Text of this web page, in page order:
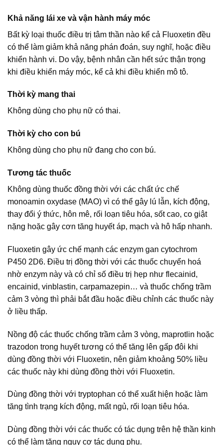
Khả năng lái xe và vận hành máy móc
Bất kỳ loại thuốc điều trị tâm thần nào kể cả Fluoxetin đều
có thể làm giảm khả năng phán đoán, suy nghĩ, hoặc điều
khiển hành vi. Do vậy, bệnh nhân cần hết sức thận trọng
khi điều khiển máy móc, kể cả khi điều khiển mô tô.
Thời kỳ mang thai
Không dùng cho phụ nữ có thai.
Thời kỳ cho con bú
Không dùng cho phụ nữ đang cho con bú.
Tương tác thuốc
Không dùng thuốc đồng thời với các chất ức chế
monoamin oxydase (MAO) vì có thể gây lú lẫn, kích động,
thay đổi ý thức, hôn mê, rối loạn tiêu hóa, sốt cao, co giật
nặng hoặc gây cơn tăng huyết áp, mạch và hô hấp nhanh.
Fluoxetin gây ức chế mạnh các enzym gan cytochrom
P450 2D6. Điều trị đồng thời với các thuốc chuyển hoá
nhờ enzym này và có chỉ số điều trị hẹp như flecainid,
encainid, vinblastin, carpamazepin… và thuốc chống trầm
cảm 3 vòng thì phải bắt đầu hoặc điều chỉnh các thuốc này
ở liều thấp.
Nồng độ các thuốc chống trầm cảm 3 vòng, maprotlin hoặc
trazodon trong huyết tương có thể tăng lên gấp đôi khi
dùng đồng thời với Fluoxetin, nên giảm khoảng 50% liều
các thuốc này khi dùng đồng thời với Fluoxetin.
Dùng đồng thời với tryptophan có thể xuất hiện hoặc làm
tăng tình trạng kích động, mất ngủ, rối loạn tiêu hóa.
Dùng đồng thời với các thuốc có tác dụng trên hệ thần kinh
có thể làm tăng nguy cơ tác dụng phụ.